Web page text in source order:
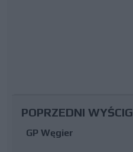
POPRZEDNI WYŚCIG
GP Węgier